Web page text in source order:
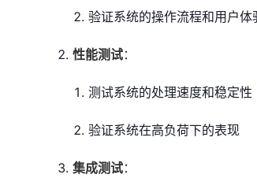
验证系统的操作流程和用户体
性能测试：
测试系统的处理速度和稳定性
验证系统在高负荷下的表现
集成测试：